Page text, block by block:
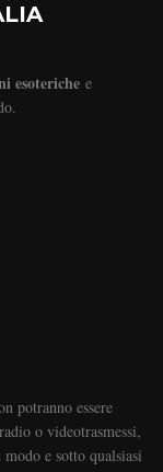
esoterichee
potranno essere
o videotrasmessi,
e sotto qualsiasi